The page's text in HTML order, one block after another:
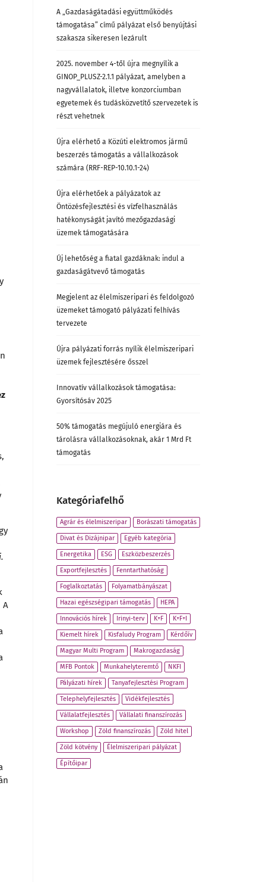
A
A „Gazdaságátadási együttműködés
támogatása” című pályázat első benyújtási
szakasza sikeresen lezárult
2025. november 4-től újra megnyílik a
GINOP_PLUSZ-2.1.1 pályázat, amelyben a
nagyvállalatok, illetve konzorciumban
egyetemek és tudásközvetítő szervezetek is
részt vehetnek
Újra elérhető a Közúti elektromos jármű
beszerzés támogatás a vállalkozások
számára (RRF-REP-10.10.1-24)
Újra elérhetőek a pályázatok az
Öntözésfejlesztési és vízfelhasználás
hatékonyságát javító mezőgazdasági
üzemek támogatására
Új lehetőség a fiatal gazdáknak: indul a
gazdaságátvevő támogatás
Megjelent az élelmiszeripari és feldolgozó
üzemeket támogató pályázati felhívás
tervezete
Újra pályázati forrás nyílik élelmiszeripari
üzemek fejlesztésére ősszel
Innovatív vállalkozások támogatása:
Gyorsítósáv 2025
50% támogatás megújuló energiára és
tárolásra vállalkozásoknak, akár 1 Mrd Ft
támogatás
Kategóriafelhő
Agrár és élelmiszeripar Borászati támogatás
Divat és Dizájnipar Egyéb kategória
Energetika ESG Eszközbeszerzés
Exportfejlesztés Fenntarthatóság
Foglalkoztatás Folyamatbányászat
Hazai egészségipari támogatás HEPA
Innovációs hírek Irinyi-terv K+F K+F+I
Kiemelt hírek Kisfaludy Program Kérdőív
Magyar Multi Program Makrogazdaság
MFB Pontok Munkahelyteremtő NKFI
Pályázati hírek Tanyafejlesztési Program
Telephelyfejlesztés Vidékfejlesztés
Vállalatfejlesztés Vállalati finanszírozás
Workshop Zöld finanszírozás Zöld hitel
Zöld kötvény Élelmiszeripari pályázat
Építőipar